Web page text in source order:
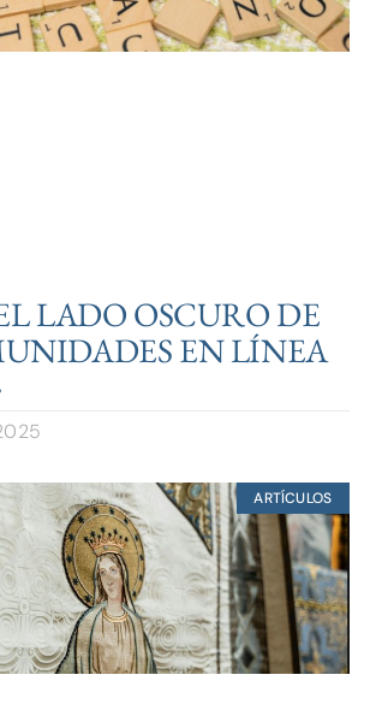
LADO OSCURO DE
EN LÍNEA
ARTÍCULOS